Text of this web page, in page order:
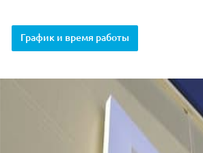
График и время работы